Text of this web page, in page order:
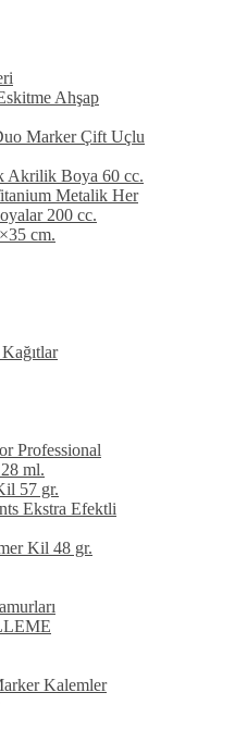
Ahşap
Marker Çift Uçlu
Akrilik Boya 60 cc.
Metalik Her
200 cc.
cm.
Professional
ml.
57 gr.
Ekstra Efektli
Kil 48 gr.
Kalemler